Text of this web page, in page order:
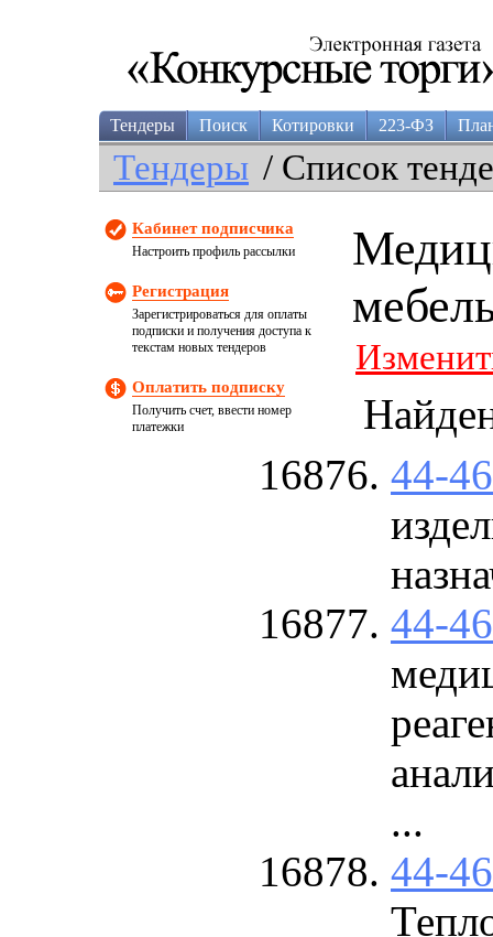
Тендеры Поиск Котировки 223-ФЗ
Тендеры / Список
Кабинет подписчика
Настроить профиль рассылки
Регистрация
Зарегистрироваться для оплаты
подписки и получения доступа к
текстам новых тендеров
Оплатить подписку
Получить счет, ввести номер
платежки
44-
44-
...
44-